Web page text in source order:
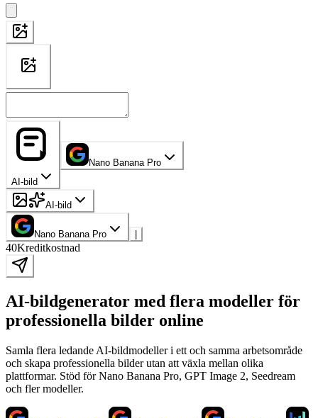
AI-bild
Nano Banana Pro
AI-bild
Nano Banana Pro
40Kreditkostnad
AI-bildgenerator med flera modeller för
professionella bilder online
Samla flera ledande AI-bildmodeller i ett och samma arbetsområde
och skapa professionella bilder utan att växla mellan olika
plattformar. Stöd för Nano Banana Pro, GPT Image 2, Seedream
och fler modeller.